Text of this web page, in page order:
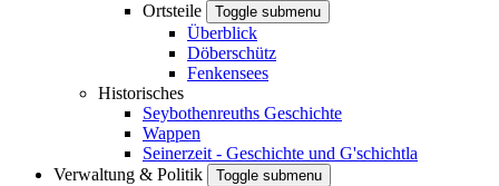
Ortsteile
Toggle submenu
Überblick
Döberschütz
Fenkensees
Historisches
Seybothenreuths Geschichte
Wappen
Seinerzeit - Geschichte und G'schichtla
Verwaltung & Politik
Toggle submenu